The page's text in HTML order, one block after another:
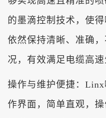
的墨滴控制技术，使
依然保持清晰、准确
况，有效满足电缆高速
操作与维护便捷：
作界面，简单直观，